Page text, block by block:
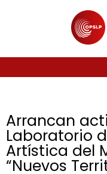
Arrancan
Laboratorio
Artística del
“Nuevos